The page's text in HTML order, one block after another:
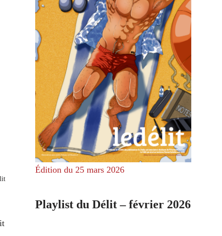
Édition du 25 mars 2026
Playlist du Délit – février 2026